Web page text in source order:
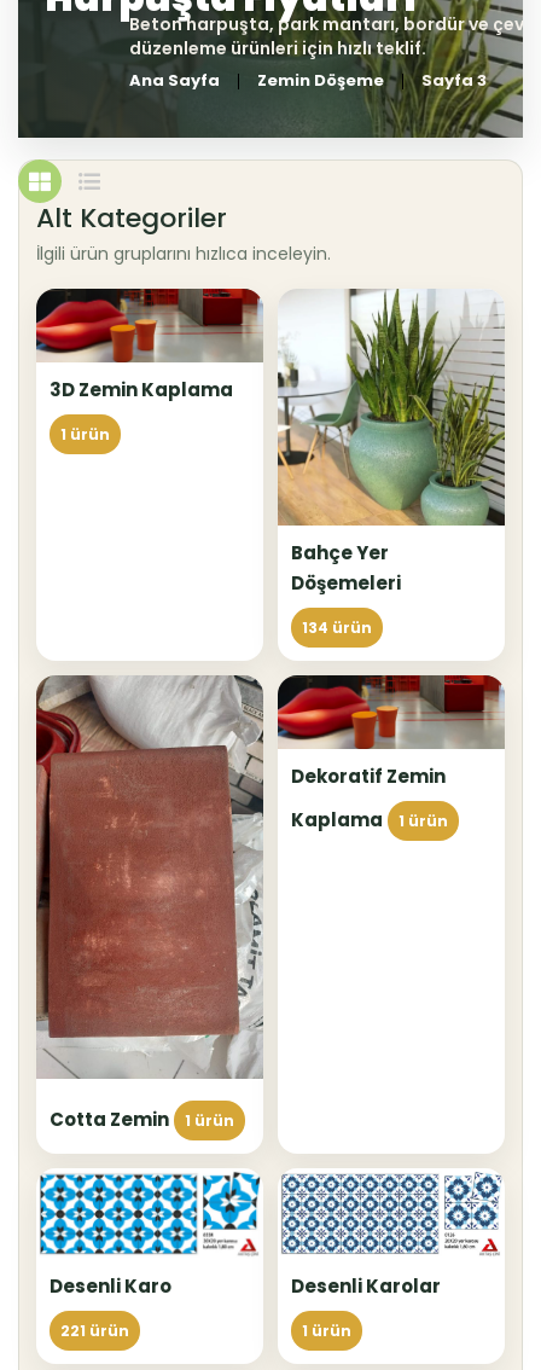
Ana Sayfa Zemin Döşeme Sayfa 3
Alt Kategoriler
İlgili ürün gruplarını hızlıca inceleyin.
3D Zemin Kaplama
1 ürün
Bahçe Yer
Döşemeleri
134 ürün
Cotta Zemin 1 ürün
Dekoratif Zemin
Kaplama
1 ürün
Desenli Karo
221 ürün
Desenli Karolar
1 ürün